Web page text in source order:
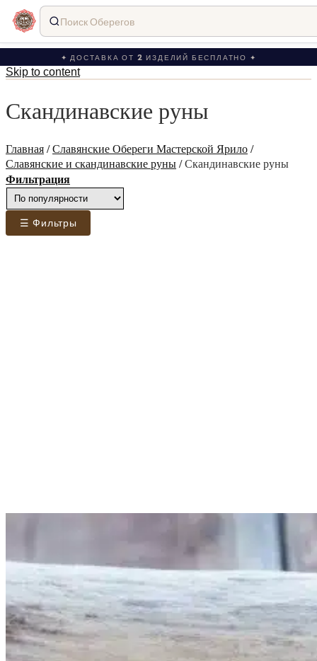
✦ ДОСТАВКА ОТ 2 ИЗДЕЛИЙ БЕСПЛАТНО ✦
Skip to content
Скандинавские руны
Главная/Славянские Обереги Мастерской Ярило/
Славянские и скандинавские руны/Скандинавские руны
Фильтрация
☰ Фильтры
Поиск Оберегов